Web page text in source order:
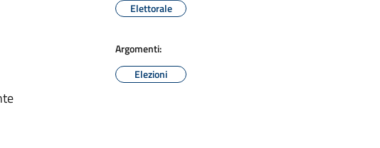
Elettorale
Argomenti:
Elezioni